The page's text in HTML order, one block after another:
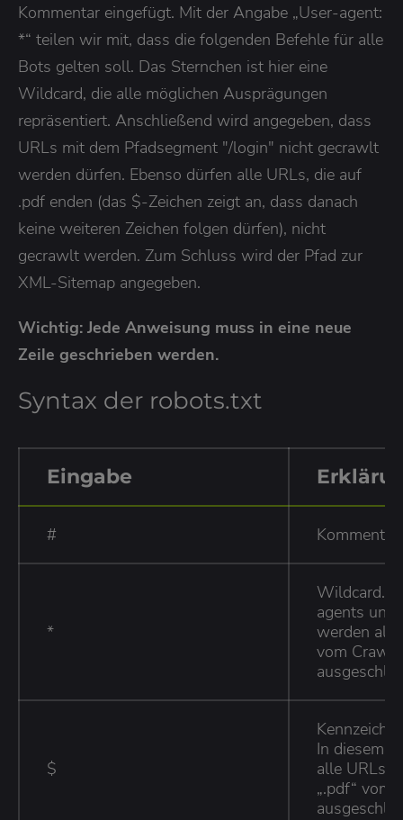
Kommentar eingefügt. Mit der Angabe „User-agent:
*“ teilen wir mit, dass die folgenden Befehle für alle
Bots gelten soll. Das Sternchen ist hier eine
Wildcard, die alle möglichen Ausprägungen
repräsentiert. Anschließend wird angegeben, dass
URLs mit dem Pfadsegment "/login" nicht gecrawlt
werden dürfen. Ebenso dürfen alle URLs, die auf
.pdf enden (das $-Zeichen zeigt an, dass danach
keine weiteren Zeichen folgen dürfen), nicht
gecrawlt werden. Zum Schluss wird der Pfad zur
XML-Sitemap angegeben.
Wichtig: Jede Anweisung muss in eine neue
Zeile geschrieben werden.
Syntax der robots.txt
Eingabe
#
*
Wildcard.
agents und
werden
vom
$
In diesem
alle URLs
„.pdf“ vom